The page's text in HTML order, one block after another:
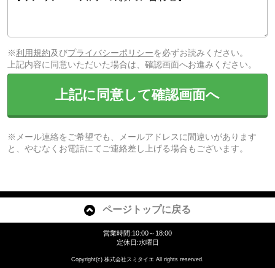
※利用規約及びプライバシーポリシーを必ずお読みください。
上記内容に同意いただいた場合は、確認画面へお進みください。
上記に同意して確認画面へ
※メール連絡をご希望でも、メールアドレスに間違いがあります
と、やむなくお電話にてご連絡差し上げる場合もございます。
ページトップに戻る
営業時間:10:00～18:00
定休日:水曜日
Copyright(c) 株式会社スミタイエ All rights reserved.